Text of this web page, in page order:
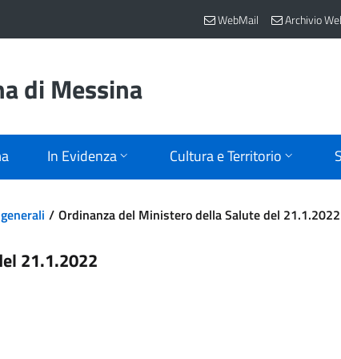
WebMail Archivio
di Messina
In Evidenza Cultura e Territorio
Ordinanza del Ministero della Salute del 21.1.2022
21.1.2022